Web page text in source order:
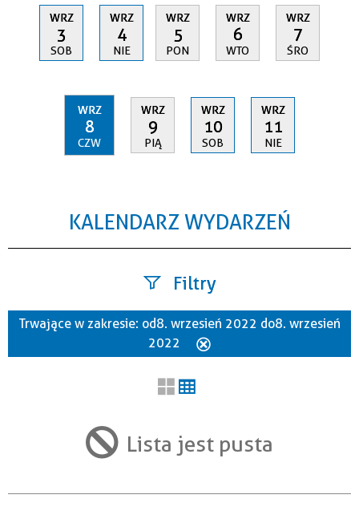
WRZ
3
SOB
WRZ
4
NIE
WRZ
5
PON
WRZ
6
WTO
WRZ
7
ŚRO
WRZ
8
CZW
WRZ
9
PIĄ
WRZ
10
SOB
WRZ
11
NIE
KALENDARZ WYDARZEŃ
Filtry
Szukana fraza
Trwające w zakresie
Trwające w zakresie: od 8. wrzesień 2022 do 8. wrzesień
2022
Lista jest pusta